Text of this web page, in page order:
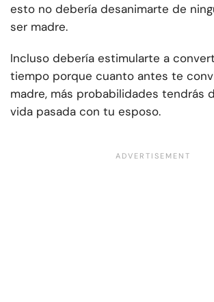
esto no debería desanimarte de
ser madre.
Incluso debería estimularte a
tiempo porque cuanto antes te
madre, más probabilidades tendrás
vida pasada con tu esposo.